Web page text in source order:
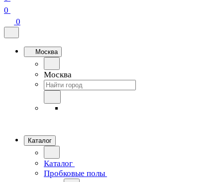
0
0
Москва
Москва
Каталог
Каталог
Пробковые полы